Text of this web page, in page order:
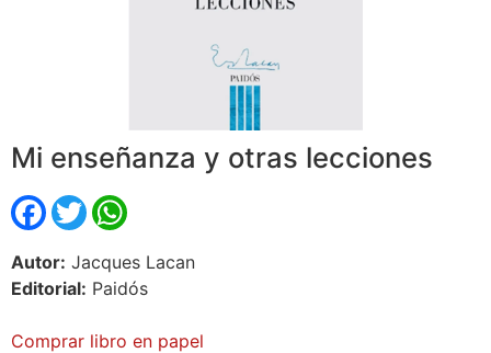
Mi enseñanza y otras lecciones
Facebook
Twitter
Autor: Jacques Lacan
Editorial: Paidós
Comprar libro en papel